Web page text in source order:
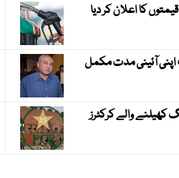
کا اعلان کر دیا
اپنی آئینی مدت مکمل
کھیلنے والے کرکٹرز